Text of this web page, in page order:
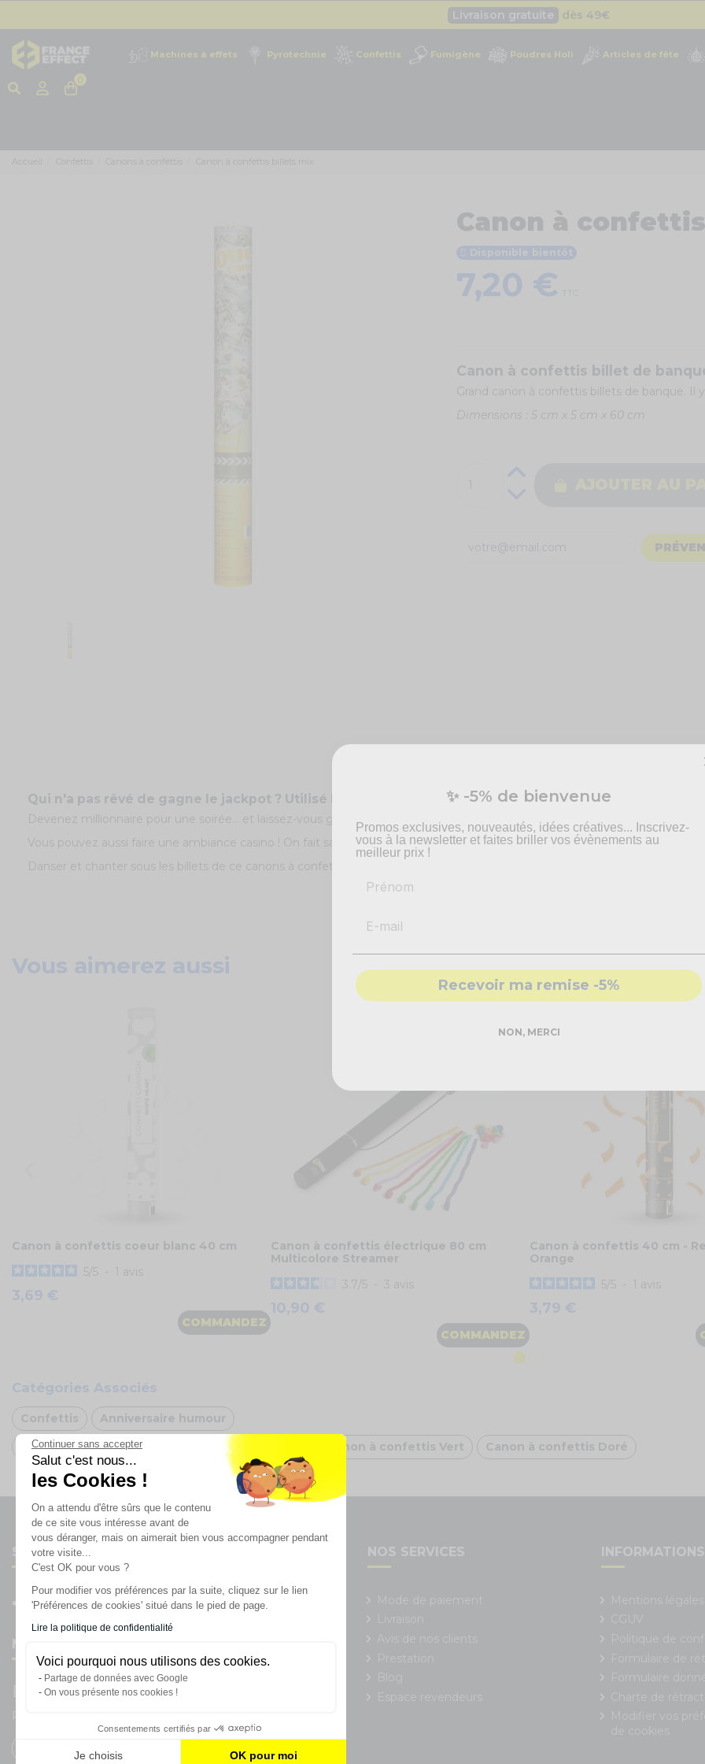
Continuer sans accepter
Salut c'est nous...
les Cookies !
On a attendu d'être sûrs que le contenu
de ce site vous intéresse avant de
vous déranger, mais on aimerait bien vous accompagner pendant
votre visite...
C'est OK pour vous ?
Pour modifier vos préférences par la suite, cliquez sur le lien
'Préférences de cookies' situé dans le pied de page.
Lire la politique de confidentialité
Voici pourquoi nous utilisons des cookies.
Partage de données avec Google
On vous présente nos cookies !
Consentements certifiés par
Je choisis OK pour moi
Livraison gratuite dès 49€
Machines à effets Pyrotechnie Confettis Fumigène Poudres Holi Articles de fête
Accueil Confettis Canons à confettis Canon à confettis billets mix
Canon à
Disponible bientôt
7,20 €
Canon à confettis billet de
Grand canon à confettis billets de banque. Il
Dimensions : 5 cm x 5 cm x 60 cm
Qui n'a pas rêvé de gagne le jackpot ? Utilisé le canon à confettis billets !
Devenez millionnaire pour une soirée... et laissez-vous gagner par une pluie d'euro tout droit sorti de ce canon amusant et
Vous pouvez aussi faire une ambiance casino ! On fait sauter la caisse avec ce canon à billet ultra tendance. L'effet est
Danser et chanter sous les billets de ce canons à confettis !
Vous aimerez aussi
Canon à confettis coeur blanc 40 cm
5 5 - 1 avis
3,69 €
COMMANDEZ
Canon à confettis électrique 80 cm
Multicolore Streamer
3.7 5 - 3 avis
10,90 €
COMMANDEZ
Canon à confettis 40 cm -
Orange
5 5 - 1 avis
3,79 €
Catégories Associés
Confettis
Anniversaire humour
Déco anniversaire vert
Arche de ballon doré Canon à confettis Vert Canon à confettis Doré
Suivez-nous
Newsletter
Enregistrez vous à la newsletter
Restez à l'actualité sur nos produits et les offres du moment
NOS SERVICES INFORMATIONS
✨ -5% de bienvenue
Promos exclusives, nouveautés, idées créatives... Inscrivez-
vous à la newsletter et faites briller vos évènements au
meilleur prix !
Recevoir ma remise -5%
NON, MERCI